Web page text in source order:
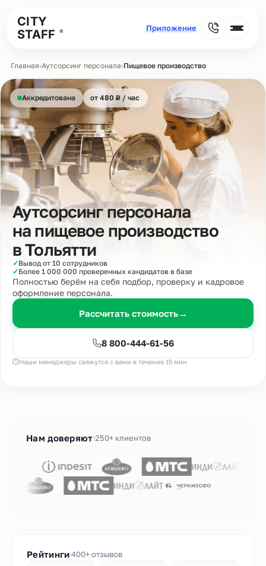
CITY
STAFF
®
Главная›Аутсорсинг персонала›Пищевое производство
Аккредитована от 480 ₽
Р/ час
Аутсорсинг персонала
на пищевое производство
вТольятти
✓Вывод от 10 сотрудников
✓Более 1 000 000 проверенных кандидатов в базе
Полностью берём на себя подбор, проверку и кадровое
оформление персонала.
Рассчитать стоимость→
8 800-444-61-56
Наши менеджеры свяжутся с вами в течение 15 мин
Нам доверяют 250+ клиентов
Рейтинги400+ отзывов